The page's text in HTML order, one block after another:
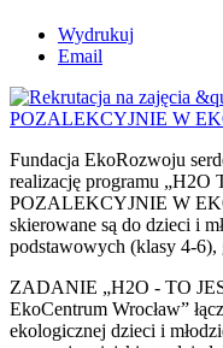
Wydrukuj
Email
Fundacja EkoRozwoju
realizację programu
POZALEKCYJNIE W
skierowane są do dzieci i
podstawowych (klasy 4-6),
ZADANIE „H2O - TO
EkoCentrum Wrocław”
ekologicznej dzieci i